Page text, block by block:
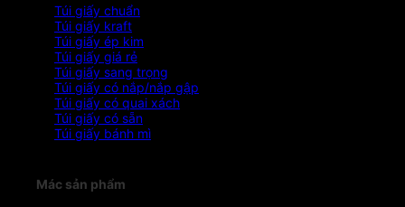
Túi giấy chuẩn
Túi giấy kraft
Túi giấy ép kim
Túi giấy giá rẻ
Túi giấy sang trọng
Túi giấy có nắp/nắp gập
Túi giấy có quai xách
Túi giấy có sẵn
Túi giấy bánh mì
Mác sản phẩm